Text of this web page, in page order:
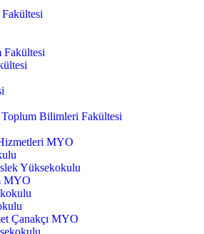
Fakültesi
Toplum Bilimleri Fakültesi
MYO
Yüksekokulu
MYO
Çanakçı MYO